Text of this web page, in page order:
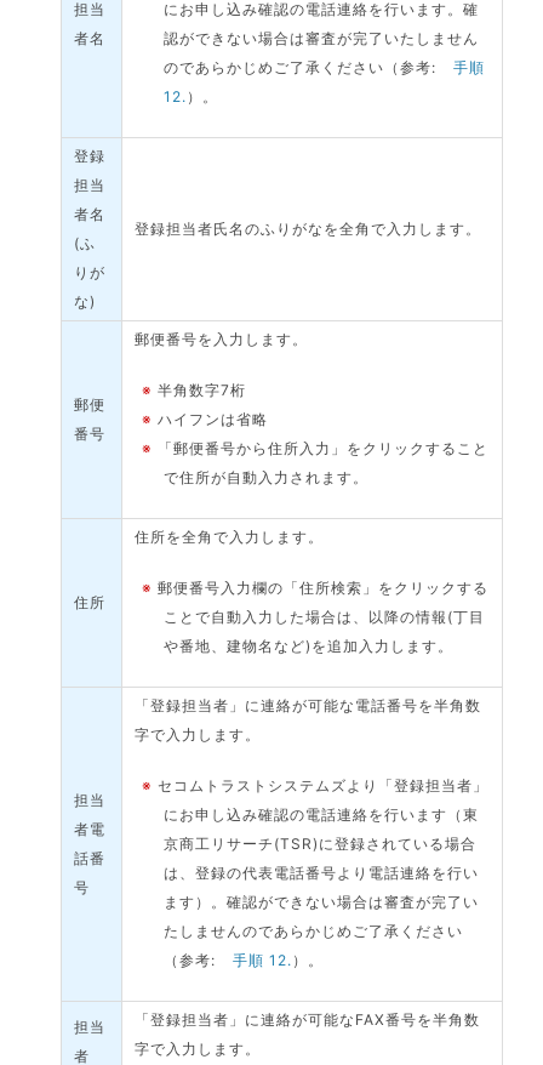
担当
者名
にお申し込み確認の電話連絡を行います。確
認ができない場合は審査が完了いたしません
のであらかじめご了承ください（参考:
手順
12. ）。
登録
担当
者名
(ふ
りが
な)
登録担当者氏名のふりがなを全角で入力します。
郵便
番号
郵便番号を入力します。
※半角数字7桁
※ハイフンは省略
※
「郵便番号から住所入力」をクリックすること
で住所が自動入力されます。
住所
住所を全角で入力します。
※郵便番号入力欄の「住所検索」をクリックする
ことで自動入力した場合は、以降の情報(丁目
や番地、建物名など)を追加入力します。
担当
者電
話番
号
「登録担当者」に連絡が可能な電話番号を半角数
字で入力します。
※ セコムトラストシステムズより「登録担当者」
にお申し込み確認の電話連絡を行います（東
京商工リサーチ(TSR)に登録されている場合
は、登録の代表電話番号より電話連絡を行い
ます）。確認ができない場合は審査が完了い
たしませんのであらかじめご了承ください
（参考:
手順 12. ）。
担当
者
「登録担当者」に連絡が可能なFAX番号を半角数
字で入力します。